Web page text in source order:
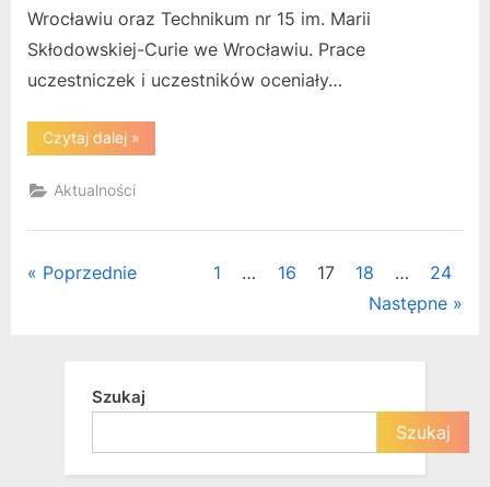
Wrocławiu oraz Technikum nr 15 im. Marii
Skłodowskiej-Curie we Wrocławiu. Prace
uczestniczek i uczestników oceniały…
Czytaj dalej“Chcesz
zapalić?
sukces
Pauliny!”
»
Aktualności
Stronicowanie
Poprzednie 1 … 16 17 18 …
24
Następne
Szukaj
Szukaj